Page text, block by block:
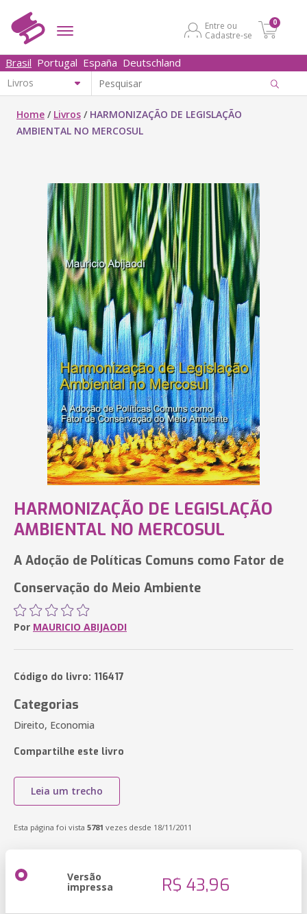
Entre ou
Cadastre-se
0
Brasil Portugal España Deutschland
Home / Livros / HARMONIZAÇÃO DE LEGISLAÇÃO
AMBIENTAL NO MERCOSUL
HARMONIZAÇÃO DE LEGISLAÇÃO
AMBIENTAL NO MERCOSUL
A Adoção de Políticas Comuns como Fator de
Conservação do Meio Ambiente
Por MAURICIO ABIJAODI
Código do livro: 116417
Categorias
Direito, Economia
Compartilhe este livro
Leia um trecho
Esta página foi vista 5781 vezes desde 18/11/2011
Versão
impressa R$ 43,96